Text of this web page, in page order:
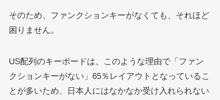
そのため、ファンクションキーがなくても、それほど
困りません。
US配列のキーボードは、このような理由で「ファン
クションキーがない」65％レイアウトとなっているこ
とが多いため、日本人にはなかなか受け入れられない